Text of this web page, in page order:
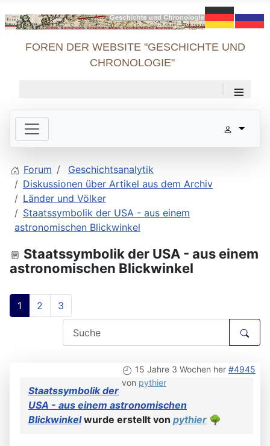
FOREN DER WEBSITE "GESCHICHTE UND
CHRONOLOGIE"
≡
Forum
Geschichtsanalytik
Diskussionen über Artikel aus dem Archiv
Länder und Völker
Staatssymbolik der USA - aus einem
astronomischen Blickwinkel
Staatssymbolik der USA - aus einem
astronomischen Blickwinkel
1 2 3
15 Jahre 3 Wochen her #4945
von pythier
Staatssymbolik der
USA - aus einem astronomischen
Blickwinkelwurde erstellt von pythier 🌳